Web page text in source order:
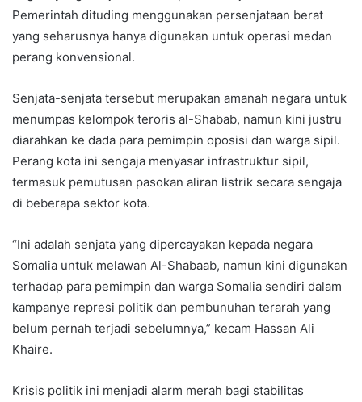
Pemerintah dituding menggunakan persenjataan berat
yang seharusnya hanya digunakan untuk operasi medan
perang konvensional.
Senjata-senjata tersebut merupakan amanah negara untuk
menumpas kelompok teroris al-Shabab, namun kini justru
diarahkan ke dada para pemimpin oposisi dan warga sipil.
Perang kota ini sengaja menyasar infrastruktur sipil,
termasuk pemutusan pasokan aliran listrik secara sengaja
di beberapa sektor kota.
“Ini adalah senjata yang dipercayakan kepada negara
Somalia untuk melawan Al-Shabaab, namun kini digunakan
terhadap para pemimpin dan warga Somalia sendiri dalam
kampanye represi politik dan pembunuhan terarah yang
belum pernah terjadi sebelumnya,” kecam Hassan Ali
Khaire.
Krisis politik ini menjadi alarm merah bagi stabilitas